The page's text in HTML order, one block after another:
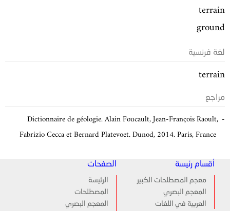
terrain
ground
لغة فرنسية
terrain
مراجع
Dictionnaire de géologie. Alain Foucault, Jean-François Raoult,
Fabrizio Cecca et Bernard Platevoet. Dunod, 2014. Paris, France
أقسام رئيسة
معجم المصطلحات الكبير
المعجم البصري
العربية في اللغات
الصفحات
الرئيسة
المصطلحات
المعجم البصري